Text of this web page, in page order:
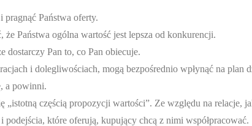
pragnąć Państwa oferty.
Państwa ogólna wartość jest lepsza od konkurencji.
dostarczy Pan to, co Pan obiecuje.
i dolegliwościach, mogą bezpośrednio wpłynąć na plan
a powinni.
„istotną częścią propozycji wartości”. Ze względu na relacje,
podejścia, które oferują, kupujący chcą z nimi współpracować.